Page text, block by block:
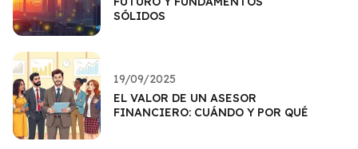
SÓLIDOS
19/09/2025
EL VALOR DE UN ASESOR
FINANCIERO: CUÁNDO Y POR QUÉ